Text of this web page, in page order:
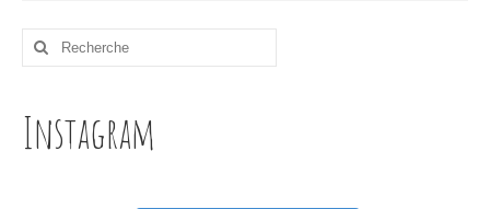
Rechercher
Instagram